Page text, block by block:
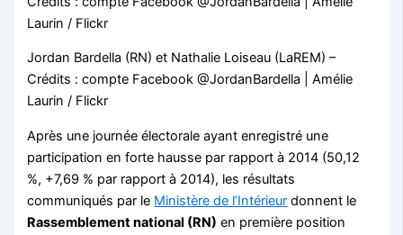
Jordan Bardella (RN) et Nathalie Loiseau (LaREM) –
Crédits : compte Facebook @JordanBardella | Amélie
Laurin / Flickr
Après une journée électorale ayant enregistré une
participation en forte hausse par rapport à 2014 (50,12
%, +7,69 % par rapport à 2014), les résultats
communiqués par le Ministère de l’Intérieur donnent le
Rassemblement national (RN) en première position